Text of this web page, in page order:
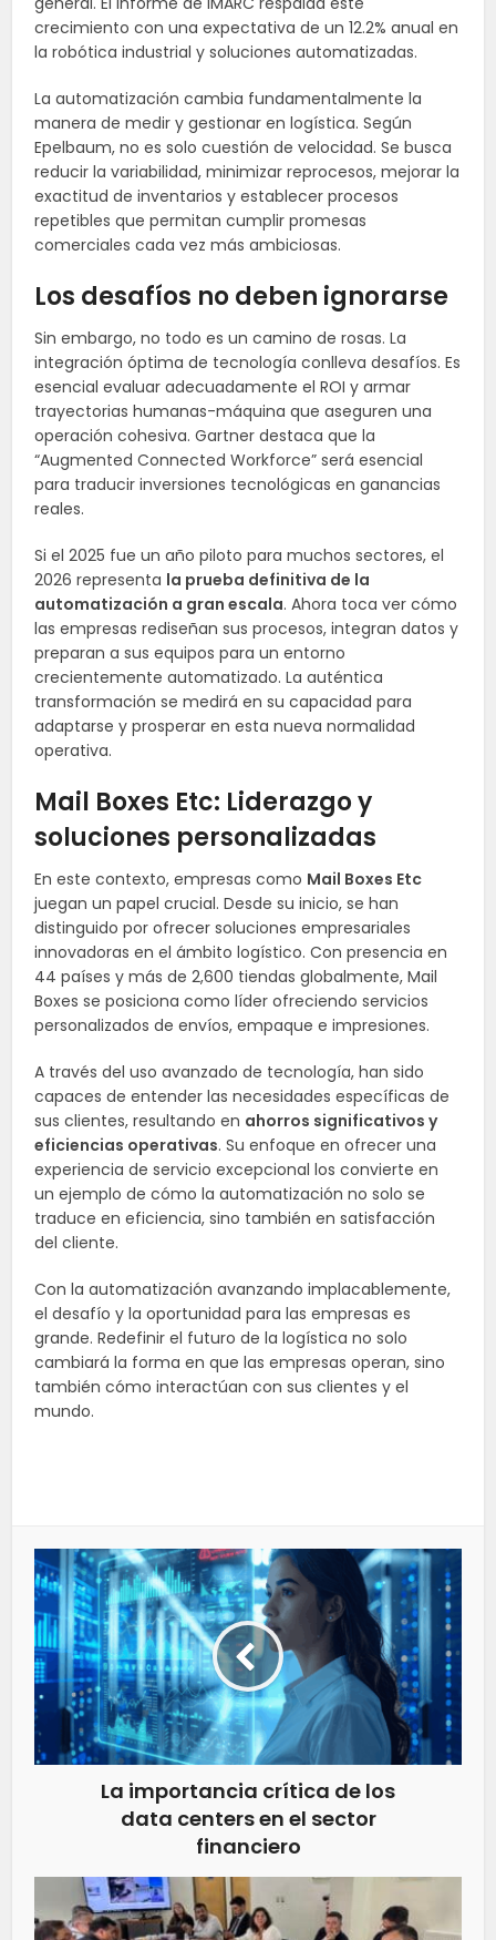
crecimiento con una expectativa de un 12.2% anual en
la robótica industrial y soluciones automatizadas.
La automatización cambia fundamentalmente la
manera de medir y gestionar en logística. Según
Epelbaum, no es solo cuestión de velocidad. Se busca
reducir la variabilidad, minimizar reprocesos, mejorar la
exactitud de inventarios y establecer procesos
repetibles que permitan cumplir promesas
comerciales cada vez más ambiciosas.
Los desafíos no deben ignorarse
Sin embargo, no todo es un camino de rosas. La
integración óptima de tecnología conlleva desafíos. Es
esencial evaluar adecuadamente el ROI y armar
trayectorias humanas-máquina que aseguren una
operación cohesiva. Gartner destaca que la
“Augmented Connected Workforce” será esencial
para traducir inversiones tecnológicas en ganancias
reales.
Si el 2025 fue un año piloto para muchos sectores, el
2026 representa la prueba definitiva de la
automatización a gran escala. Ahora toca ver cómo
las empresas rediseñan sus procesos, integran datos y
preparan a sus equipos para un entorno
crecientemente automatizado. La auténtica
transformación se medirá en su capacidad para
adaptarse y prosperar en esta nueva normalidad
operativa.
Mail Boxes Etc: Liderazgo y
soluciones personalizadas
En este contexto, empresas como Mail Boxes Etc
juegan un papel crucial. Desde su inicio, se han
distinguido por ofrecer soluciones empresariales
innovadoras en el ámbito logístico. Con presencia en
44 países y más de 2,600 tiendas globalmente, Mail
Boxes se posiciona como líder ofreciendo servicios
personalizados de envíos, empaque e impresiones.
A través del uso avanzado de tecnología, han sido
capaces de entender las necesidades específicas de
sus clientes, resultando en ahorros significativos y
eficiencias operativas. Su enfoque en ofrecer una
experiencia de servicio excepcional los convierte en
un ejemplo de cómo la automatización no solo se
traduce en eficiencia, sino también en satisfacción
del cliente.
Con la automatización avanzando implacablemente,
el desafío y la oportunidad para las empresas es
grande. Redefinir el futuro de la logística no solo
cambiará la forma en que las empresas operan, sino
también cómo interactúan con sus clientes y el
mundo.
La importancia crítica de los
data centers en el sector
financiero